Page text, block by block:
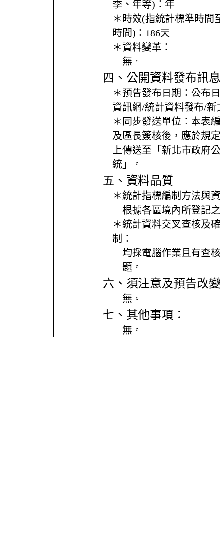
季、年等)： 年
＊時效(指統計標準時間
時間)： 186天
＊資料變革：
無。
四、公開資料發布訊息
＊預告發布日期： 公布
資訊網/統計資料發布/
＊同步發送單位： 本表
及區長簽核後，應於規
上傳送至「新北市政府
統」。
五、資料品質
＊統計指標編制方法與
根據各區境內所登記
＊統計資料交叉查核及
制：
均採電腦作業且有查
題。
六、須注意及預告改
無。
七、其他事項：
無。